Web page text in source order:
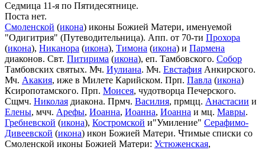
Седмица 11-я по Пятидесятнице.
Поста нет.
Смоленской (икона) иконы Божией Матери, именуемой
"Одигитрия" (Путеводительница). Апп. от 70-ти Прохора
(икона), Никанора (икона), Тимона (икона) и Пармена
диаконов. Свт. Питирима (икона), еп. Тамбовского. Собор
Тамбовских святых. Мч. Иулиана. Мч. Евстафия Анкирского.
Мч. Акакия, иже в Милете Карийском. Прп. Павла (икона)
Ксиропотамского. Прп. Моисея, чудотворца Печерского.
Сщмч. Николая диакона. Прмч. Василия, прмцц. Анастасии и
Елены, мчч. Арефы, Иоанна, Иоанна, Иоанна и мц. Мавры.
Гребневской (икона), Костромской и"Умиление" Серафимо-
Дивеевской (икона) икон Божией Матери. Чтимые списки со
Смоленской иконы Божией Матери: Устюженская,